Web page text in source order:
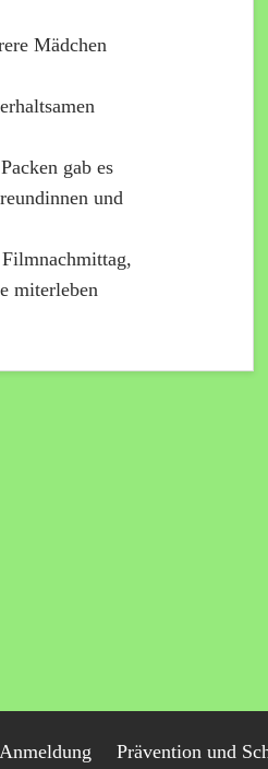
Mädchen
gab es
und
miterleben
Prävention und